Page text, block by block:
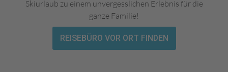
Skiurlaub in entspannter Atmosphäre genossen
werden kann.
Skiurlaub zu einem unvergesslichen Erlebnis für die
ganze Familie!
REISEBÜRO VOR ORT FINDEN